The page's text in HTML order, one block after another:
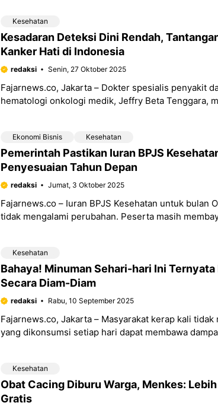
Kesehatan
Kesadaran Deteksi Dini Rendah,
Kanker Hati di Indonesia
redaksi Senin, 27 Oktober 2025
Fajarnews.co, Jakarta – Dokter spesialis penyakit
hematologi onkologi medik, Jeffry Beta Tenggara,
Ekonomi Bisnis Kesehatan
Pemerintah Pastikan Iuran BPJS
Penyesuaian Tahun Depan
redaksi Jumat, 3 Oktober 2025
Fajarnews.co – Iuran BPJS Kesehatan untuk bulan
tidak mengalami perubahan. Peserta masih
Kesehatan
Bahaya! Minuman Sehari-hari Ini
Secara Diam-Diam
redaksi Rabu, 10 September 2025
Fajarnews.co, Jakarta – Masyarakat kerap kali
yang dikonsumsi setiap hari dapat membawa
Kesehatan
Obat Cacing Diburu Warga, Menkes:
Gratis